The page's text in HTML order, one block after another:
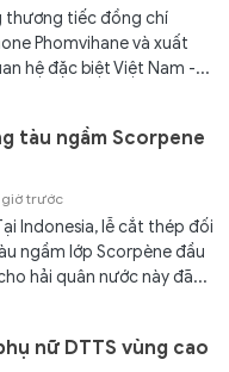
thương tiếc đồng chí
Phomvihane và xuất
hệ đặc biệt Việt Nam -...
tàu ngầm Scorpene
giờ trước
Indonesia, lễ cắt thép đối
ngầm lớp Scorpène đầu
hải quân nước này đã...
nữ DTTS vùng cao